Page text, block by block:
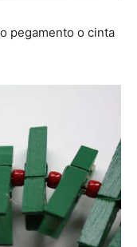
pegamento o cinta